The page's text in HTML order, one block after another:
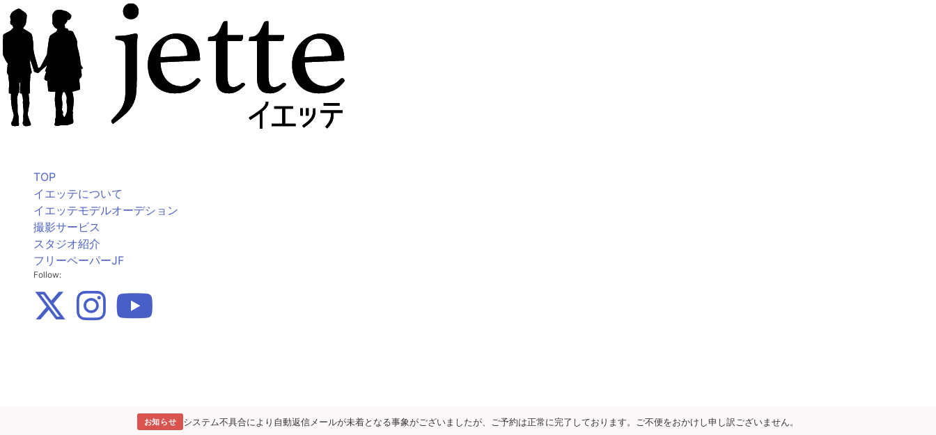
TOP
イエッテについて
イエッテモデルオーデション
撮影サービス
スタジオ紹介
フリーペーパーJF
Follow:
お知らせ システム不具合により自動返信メールが未着となる事象がございましたが、ご予約は正常に完了しております。ご不便をおかけし申し訳ございません。